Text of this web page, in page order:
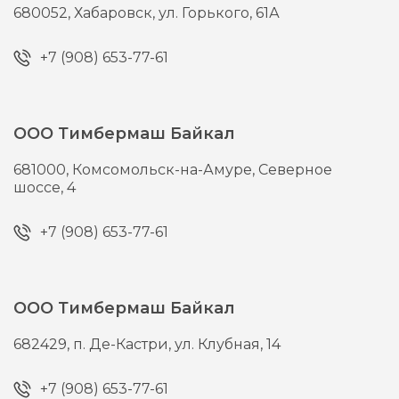
680052,Хабаровск,ул. Горького, 61А
+7 (908) 653-77-61
ООО Тимбермаш Байкал
681000, Комсомольск-на-Амуре, Северное
шоссе, 4
+7 (908) 653-77-61
ООО Тимбермаш Байкал
682429, п. Де-Кастри,ул. Клубная, 14
+7 (908) 653-77-61